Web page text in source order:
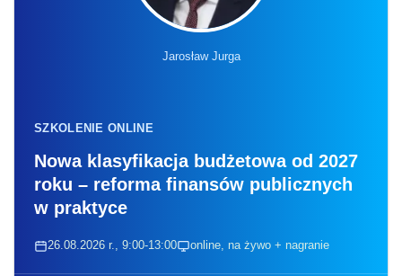
Jarosław Jurga
SZKOLENIE ONLINE
Nowa klasyfikacja budżetowa od 2027
roku – reforma finansów publicznych
w praktyce
26.08.2026 r., 9:00-13:00 online, na żywo + nagranie